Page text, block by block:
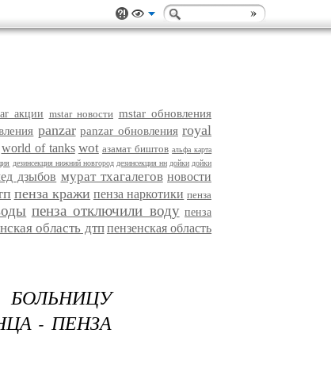
акции mstar новости mstar обновления
panzar panzar обновления royal
world of tanks wot азамат биштов альфа карта
дезинсекция нижний новгород дезинсекция нн дойки дойки
дзыбов мурат тхагалегов новости
пенза кражи пенза наркотики пенза
пенза отключили воду пенза
область дтппензенская область
- ПЕНЗА